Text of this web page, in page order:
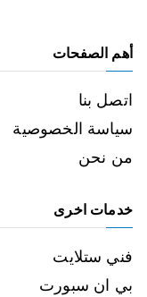
أهم الصفحات
اتصل بنا
سياسة الخصوصية
من نحن
خدمات اخرى
فني ستلايت
بي ان سبورت